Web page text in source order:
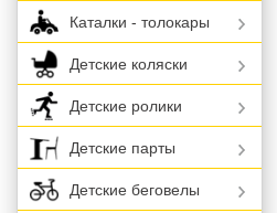
Каталки - толокары
Детские коляски
Детские ролики
Детские парты
Детские беговелы